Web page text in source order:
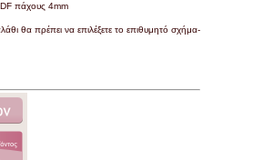
πάχους 4mm
θα πρέπει να επιλέξετε το επιθυμητό σχήμα-